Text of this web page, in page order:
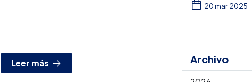
20 mar 2025
Archivo
Leer más